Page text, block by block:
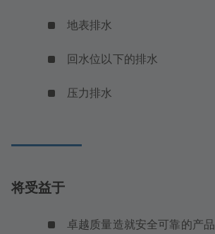
地表排水
回水位以下的排水
压力排水
将受益于
卓越质量造就安全可靠的产品